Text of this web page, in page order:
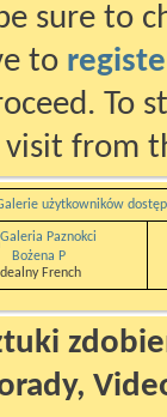
sure to
to
To
from
użytkowników
Bożena P
Idealny French